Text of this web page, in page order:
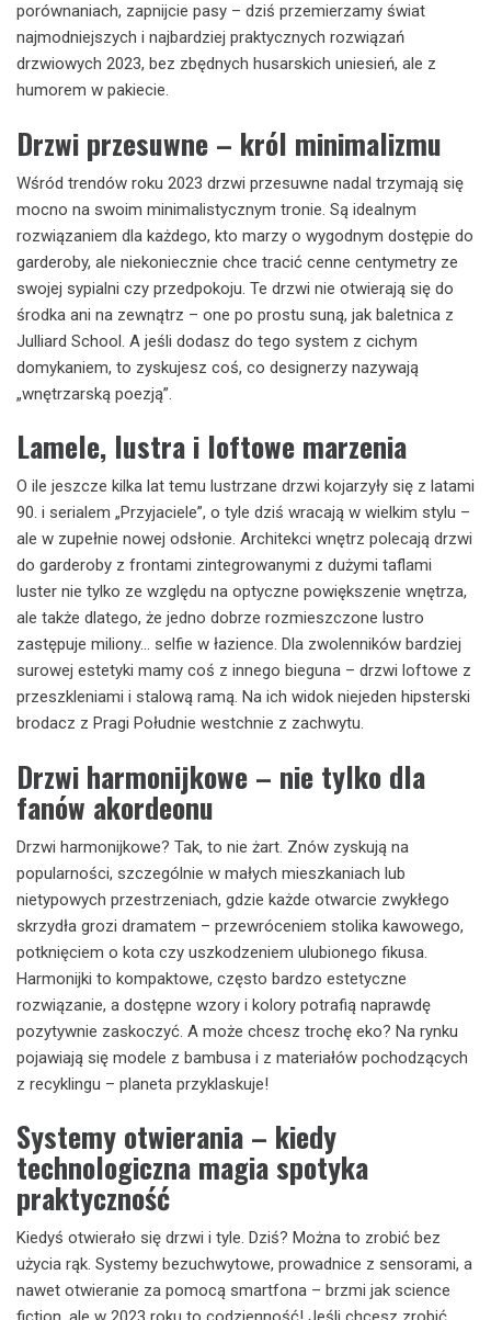
porównaniach, zapnijcie pasy – dziś przemierzamy świat
najmodniejszych i najbardziej praktycznych rozwiązań
drzwiowych 2023, bez zbędnych husarskich uniesień, ale z
humorem w pakiecie.
Drzwi przesuwne – król minimalizmu
Wśród trendów roku 2023 drzwi przesuwne nadal trzymają się
mocno na swoim minimalistycznym tronie. Są idealnym
rozwiązaniem dla każdego, kto marzy o wygodnym dostępie do
garderoby, ale niekoniecznie chce tracić cenne centymetry ze
swojej sypialni czy przedpokoju. Te drzwi nie otwierają się do
środka ani na zewnątrz – one po prostu suną, jak baletnica z
Julliard School. A jeśli dodasz do tego system z cichym
domykaniem, to zyskujesz coś, co designerzy nazywają
„wnętrzarską poezją”.
Lamele, lustra i loftowe marzenia
O ile jeszcze kilka lat temu lustrzane drzwi kojarzyły się z latami
90. i serialem „Przyjaciele”, o tyle dziś wracają w wielkim stylu –
ale w zupełnie nowej odsłonie. Architekci wnętrz polecają drzwi
do garderoby z frontami zintegrowanymi z dużymi taflami
luster nie tylko ze względu na optyczne powiększenie wnętrza,
ale także dlatego, że jedno dobrze rozmieszczone lustro
zastępuje miliony… selfie w łazience. Dla zwolenników bardziej
surowej estetyki mamy coś z innego bieguna – drzwi loftowe z
przeszkleniami i stalową ramą. Na ich widok niejeden hipsterski
brodacz z Pragi Południe westchnie z zachwytu.
Drzwi harmonijkowe – nie tylko dla
fanów akordeonu
Drzwi harmonijkowe? Tak, to nie żart. Znów zyskują na
popularności, szczególnie w małych mieszkaniach lub
nietypowych przestrzeniach, gdzie każde otwarcie zwykłego
skrzydła grozi dramatem – przewróceniem stolika kawowego,
potknięciem o kota czy uszkodzeniem ulubionego fikusa.
Harmonijki to kompaktowe, często bardzo estetyczne
rozwiązanie, a dostępne wzory i kolory potrafią naprawdę
pozytywnie zaskoczyć. A może chcesz trochę eko? Na rynku
pojawiają się modele z bambusa i z materiałów pochodzących
z recyklingu – planeta przyklaskuje!
Systemy otwierania – kiedy
technologiczna magia spotyka
praktyczność
Kiedyś otwierało się drzwi i tyle. Dziś? Można to zrobić bez
użycia rąk. Systemy bezuchwytowe, prowadnice z sensorami, a
nawet otwieranie za pomocą smartfona – brzmi jak science